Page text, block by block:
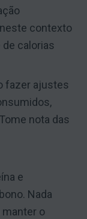
contexto
calorias
fazer ajustes
nota das
e
Nada
manter o